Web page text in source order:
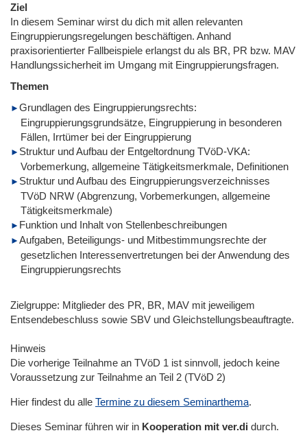
Ziel
In diesem Seminar wirst du dich mit allen relevanten
Eingruppierungsregelungen beschäftigen. Anhand
praxisorientierter Fallbeispiele erlangst du als BR, PR bzw. MAV
Handlungssicherheit im Umgang mit Eingruppierungsfragen.
Themen
Grundlagen des Eingruppierungsrechts:
Eingruppierungsgrundsätze, Eingruppierung in besonderen
Fällen, Irrtümer bei der Eingruppierung
Struktur und Aufbau der Entgeltordnung TVöD-VKA:
Vorbemerkung, allgemeine Tätigkeitsmerkmale, Definitionen
Struktur und Aufbau des Eingruppierungsverzeichnisses
TVöD NRW (Abgrenzung, Vorbemerkungen, allgemeine
Tätigkeitsmerkmale)
Funktion und Inhalt von Stellenbeschreibungen
Aufgaben, Beteiligungs- und Mitbestimmungsrechte der
gesetzlichen Interessenvertretungen bei der Anwendung des
Eingruppierungsrechts
Zielgruppe: Mitglieder des PR, BR, MAV mit jeweiligem
Entsendebeschluss sowie SBV und Gleichstellungsbeauftragte.
Hinweis
Die vorherige Teilnahme an TVöD 1 ist sinnvoll, jedoch keine
Voraussetzung zur Teilnahme an Teil 2 (TVöD 2)
Hier findest du alle Termine zu diesem Seminarthema.
Dieses Seminar führen wir in Kooperation mit ver.di durch.